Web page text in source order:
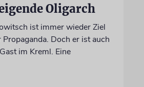
Oligarch
ist immer wieder Ziel
Doch er ist auch
im Kreml. Eine